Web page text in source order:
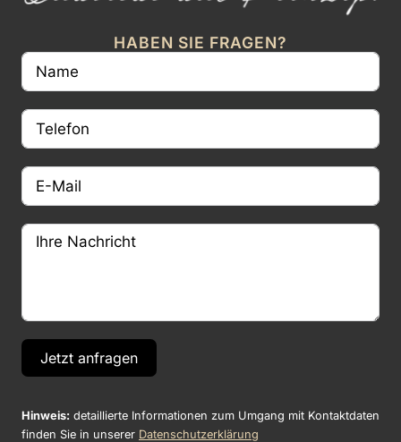
HABEN SIE FRAGEN?
Jetzt anfragen
Hinweis: detaillierte Informationen zum Umgang mit Kontaktdaten
finden Sie in unserer Datenschutzerklärung